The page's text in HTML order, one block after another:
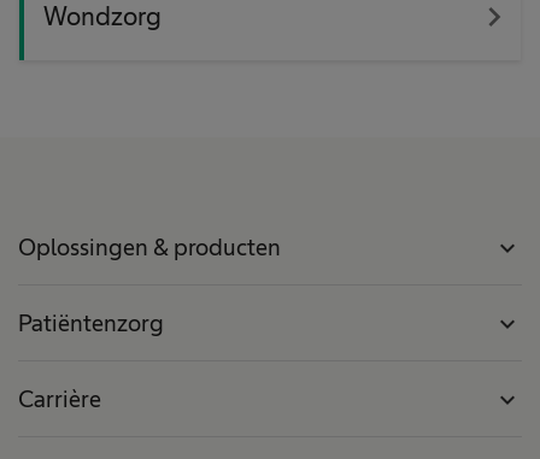
Wondzorg navigate_next
Oplossingen & producten expand_more
Patiëntenzorg expand_more
Carrière expand_more